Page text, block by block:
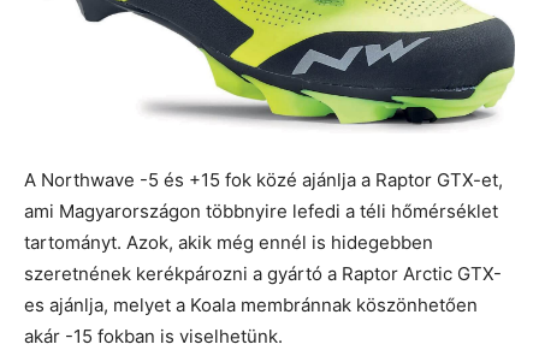
A Northwave -5 és +15 fok közé ajánlja a Raptor GTX-et,
ami Magyarországon többnyire lefedi a téli hőmérséklet
tartományt. Azok, akik még ennél is hidegebben
szeretnének kerékpározni a gyártó a Raptor Arctic GTX-
es ajánlja, melyet a Koala membránnak köszönhetően
akár -15 fokban is viselhetünk.